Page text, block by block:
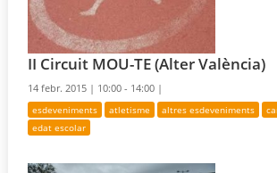
II Circuit MOU-TE (Alter València)
14 febr. 2015 | 10:00 - 14:00 |
esdeveniments atletisme altres esdeveniments
edat escolar